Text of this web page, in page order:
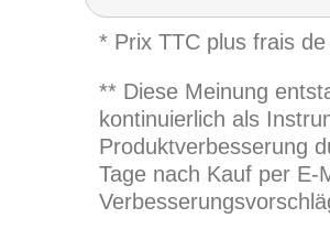
* Prix TTC plus frais
** Diese Meinung
kontinuierlich als
Produktverbesserung
Tage nach Kauf per E-